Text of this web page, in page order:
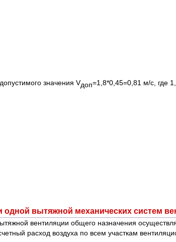
значения Vдоп=1,8*0,45=0,81 м/с, где
вытяжной механических систем
вентиляции общего назначения
расход воздуха по всем участкам